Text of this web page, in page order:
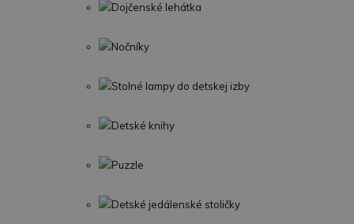
Dojčenské lehátka
Nočníky
Stolné lampy do detskej izby
Detské knihy
Puzzle
Detské jedálenské stoličky